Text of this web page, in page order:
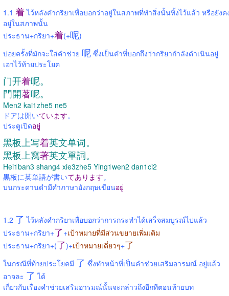
1.1 着ไว้หลังคำกริยาเพื่อบอกว่าอยู่ในสภาพที่ทำสิ่งนั้นทิ้งไว้แล้ว หรือยังค
อยู่ในสภาพนั้น
ประธาน+กริยา+着(+呢)
บ่อยครั้งที่มักจะใส่คำช่วย 呢 ซึ่งเป็นคำที่บอกถึงว่ากริยากำลังดำเนินอยู่
เอาไว้ท้ายประโยค
门开着呢。
門開著呢。
Men2 kai1zhe5 ne5
ドアは開いています。
ประตูเปิดอยู่
黑板上写着英文单词。
黑板上寫著英文單詞。
Hei1ban3 shang4 xie3zhe5 Ying1wen2 dan1ci2
黒板に英単語が書いてあります。
บนกระดานดำมีคำภาษาอังกฤษเขียนอยู่
1.2 了 ไว้หลังคำกริยาเพื่อบอกว่าการกระทำได้เสร็จสมบูรณ์ไปแล้ว
ประธาน+กริยา+了+เป้าหมายที่มีส่วนขยายเพิ่มเติม
ประธาน+กริยา+(了)+เป้าหมายเดี่ยวๆ+了
ในกรณีที่ท้ายประโยคมี 了 ซึ่งทำหน้าที่เป็นคำช่วยเสริมอารมณ์ อยู่แล้ว
อาจละ 了 ได้
เกี่ยวกับเรื่องคำช่วยเสริมอารมณ์นั้นจะกล่าวถึงอีกทีตอนท้ายบท